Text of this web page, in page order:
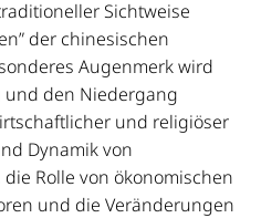
Sichtweise
der chinesischen
Augenmerk wird
den Niedergang
und religiöser
Dynamik von
Rolle von ökonomischen
und die Veränderungen